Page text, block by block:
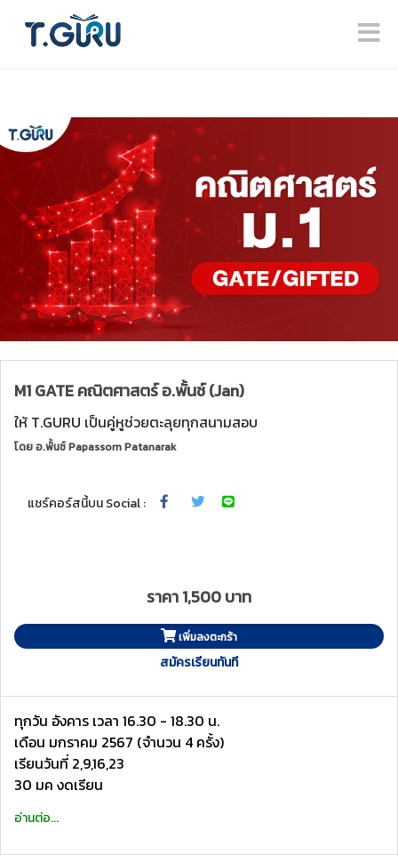
M1 GATE คณิตศาสตร์ อ.พั้นช์ (Jan)
ให้ T.GURU เป็นคู่หูช่วยตะลุยทุกสนามสอบ
โดยอ.พั้นช์ Papassorn Patanarak
แชร์คอร์สนี้บน Social :
ราคา 1,500 บาท
เพิ่มลงตะกร้า
สมัครเรียนทันที
ทุกวัน อังคาร เวลา 16.30 - 18.30 น.
เดือน มกราคม 2567 (จำนวน 4 ครั้ง)
เรียนวันที่ 2,9,16,23
30 มค งดเรียน
อ่านต่อ...